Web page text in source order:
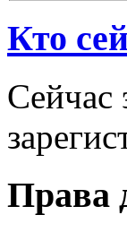
Кто
Сейчас
Права